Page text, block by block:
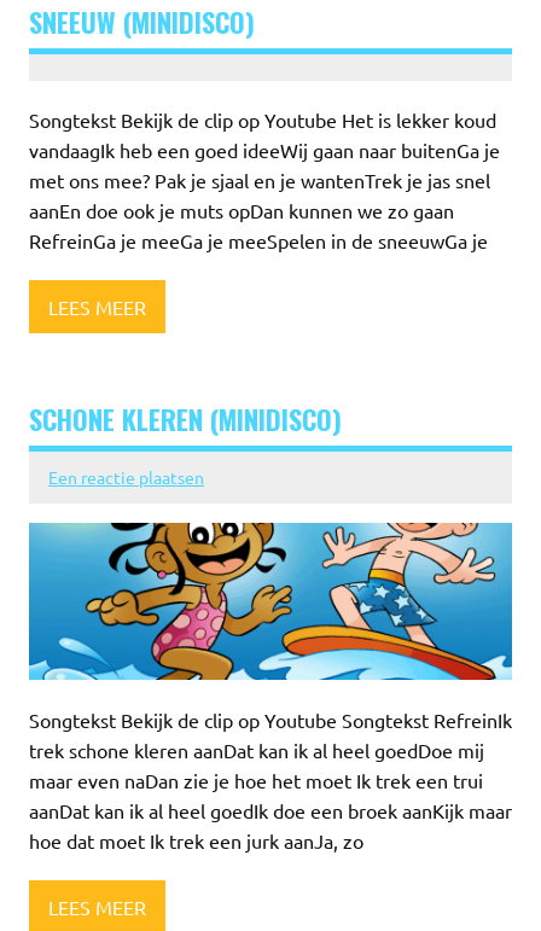
SNEEUW (MINIDISCO)
Songtekst Bekijk de clip op Youtube Het is lekker koud
vandaagIk heb een goed ideeWij gaan naar buitenGa je
met ons mee? Pak je sjaal en je wantenTrek je jas snel
aanEn doe ook je muts opDan kunnen we zo gaan
RefreinGa je meeGa je meeSpelen in de sneeuwGa je
LEES MEER
SCHONE KLEREN (MINIDISCO)
Een reactie plaatsen
Songtekst Bekijk de clip op Youtube Songtekst RefreinIk
trek schone kleren aanDat kan ik al heel goedDoe mij
maar even naDan zie je hoe het moet Ik trek een trui
aanDat kan ik al heel goedIk doe een broek aanKijk maar
hoe dat moet Ik trek een jurk aanJa, zo
LEES MEER